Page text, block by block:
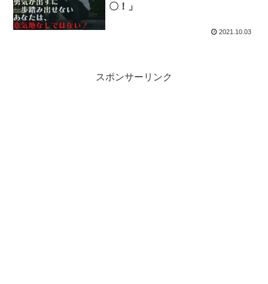
〇！」
2021.10.03
スポンサーリンク